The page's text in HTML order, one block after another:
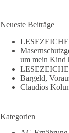
Neueste Beiträge
um mein Kind
Bargeld,
Claudios
Kategorien